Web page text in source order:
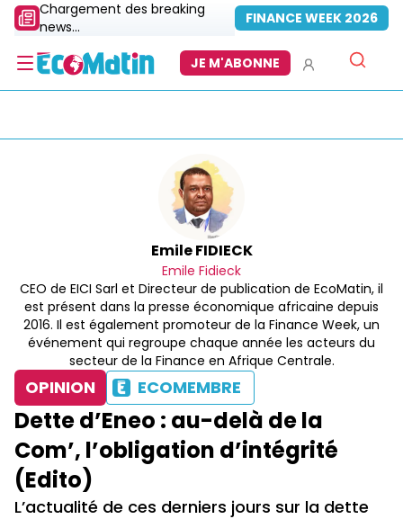
Chargement des breaking
news...
FINANCE WEEK 2026
JE M'ABONNE
Emile FIDIECK
Emile Fidieck
CEO de EICI Sarl et Directeur de publication de EcoMatin, il
est présent dans la presse économique africaine depuis
2016. Il est également promoteur de la Finance Week, un
événement qui regroupe chaque année les acteurs du
secteur de la Finance en Afrique Centrale.
OPINION ECOMEMBRE
Dette d’Eneo : au-delà de la
Com’, l’obligation d’intégrité
(Edito)
L’actualité de ces derniers jours sur la dette